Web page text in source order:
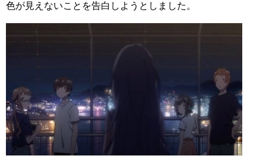
色が見えないことを告白しようとしました。